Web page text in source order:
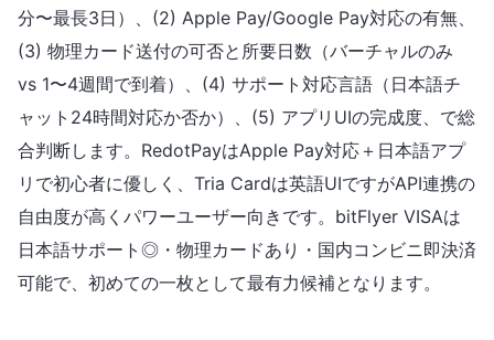
分〜最長3日）、(2) Apple Pay/Google Pay対応の有無、
(3) 物理カード送付の可否と所要日数（バーチャルのみ
vs 1〜4週間で到着）、(4) サポート対応言語（日本語チ
ャット24時間対応か否か）、(5) アプリUIの完成度、で総
合判断します。RedotPayはApple Pay対応＋日本語アプ
リで初心者に優しく、Tria Cardは英語UIですがAPI連携の
自由度が高くパワーユーザー向きです。bitFlyer VISAは
日本語サポート◎・物理カードあり・国内コンビニ即決済
可能で、初めての一枚として最有力候補となります。